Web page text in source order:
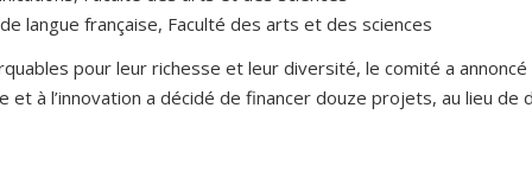
langue française, Faculté des arts et des sciences
pour leur richesse et leur diversité, le comité a
à l’innovation a décidé de financer douze projets, au lieu de